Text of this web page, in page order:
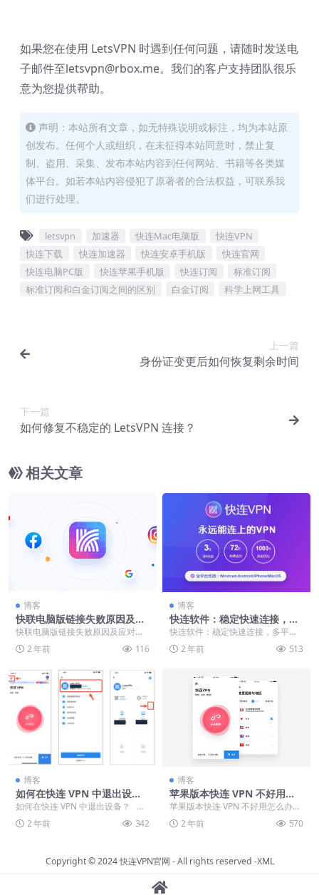
如果您在使用 LetsVPN 时遇到任何问题，请随时发送电
子邮件至letsvpn@rbox.me。我们的客户支持团队很乐
意为您提供帮助。
声明：本站所有文章，如无特殊说明或标注，均为本站原
创发布。任何个人或组织，在未征得本站同意时，禁止复
制、盗用、采集、发布本站内容到任何网站、书籍等各类媒
体平台。如若本站内容侵犯了原著者的合法权益，可联系我
们进行处理。
letsvpn 加速器 快连Mac电脑版
快连VPN
快连下载
快连加速器 快连安卓手机版
快连官网
快连电脑PC版
快连苹果手机版 快连订阅
标准订阅
标准订阅和白金订阅之间的区别
白金订阅 科学上网工具
上一篇
身份证变更后如何恢复剩余时间
下一篇
如何修复不稳定的 LetsVPN 连接？
相关文章
博客
快联电脑版链接失败原因及应
对策略，保障高效网络连接
快联电脑版链接失败原因及应对策
略，保障高效网络连接 在数字时代
背景下，网络连接工...
2 年前 116
博客
快连软件：稳定快速连接，多
平台兼容，解决网络异常困扰
快连软件：稳定快速连接，多平台
兼容，解决网络异常困扰 快连软件
作为一种广受欢迎的...
2 年前 513
博客
如何在快连 VPN 中退出设
备？
如何在快连 VPN 中退出设备？ 快
连 VPN 设备退出教程：高效...
2 年前 342
博客
苹果版本快连 VPN 不好用怎
么办？
苹果版本快连 VPN 不好用怎么办？
苹果用户必看！快连 VPN 使用问题
解决方...
2 年前 570
Copyright © 2024快连VPN官网 - All rights reserved -XML